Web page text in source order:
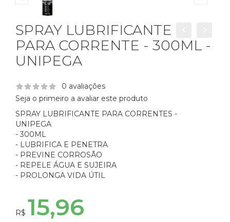
SPRAY LUBRIFICANTE
PARA CORRENTE - 300ML -
UNIPEGA
0 avaliações
Seja o primeiro a avaliar este produto
SPRAY LUBRIFICANTE PARA CORRENTES -
UNIPEGA
- 300ML
- LUBRIFICA E PENETRA
- PREVINE CORROSÃO
- REPELE ÁGUA E SUJEIRA
- PROLONGA VIDA ÚTIL
R$ 15,96